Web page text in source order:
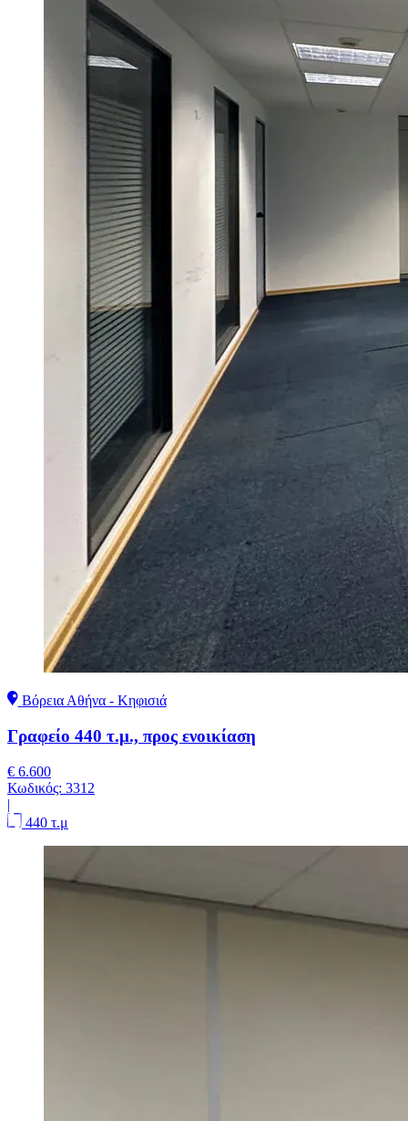
Βόρεια Αθήνα - Κηφισιά
Γραφείο 440 τ.μ., προς ενοικίαση
€ 6.600
Κωδικός: 3312
|
440 τ.μ